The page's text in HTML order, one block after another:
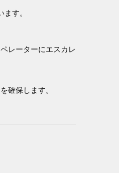
す。
レーターにエスカレ
確保します。